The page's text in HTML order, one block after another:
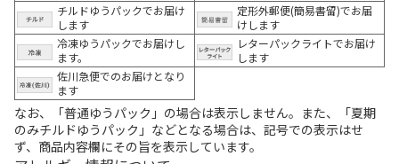
チルドゆうパックでお届け
します
定形外郵便(簡易書留)でお届
けします
冷凍ゆうパックでお届けし
ます。
レターパックライトでお届け
します
佐川急便でのお届けとなり
ます
なお、「普通ゆうパック」の場合は表示しません。また、「夏期
のみチルドゆうパック」などとなる場合は、記号での表示はせ
ず、商品内容欄にその旨を表示しています。